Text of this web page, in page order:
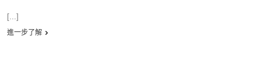
[...]
進一步了解